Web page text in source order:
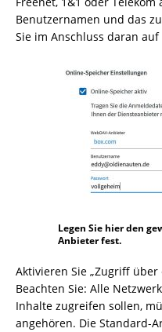
Benutzernamen und das
Sie im Anschluss daran
Legen Sie hier den
Anbieter fest.
Aktivieren Sie „Zugriff über
Beachten Sie: Alle
Inhalte zugreifen sollen,
angehören. Die Standard-